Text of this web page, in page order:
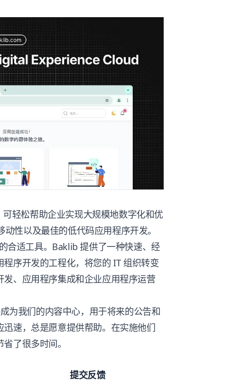
轻松帮助企业实现大规模地数字化和优
动性以及最佳的低代码应用程序开发。
合适工具。 Baklib 提供了一种快速、经
序开发的工程化，将您的 IT 组织转变
、应用程序集成和企业应用程序运营
成为我们的内容中心，用于将来的公告和
速，总是愿意提供帮助。在实施他们
了很多时间。
提交反馈